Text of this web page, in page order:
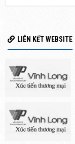
LIÊN KẾT WEBSITE